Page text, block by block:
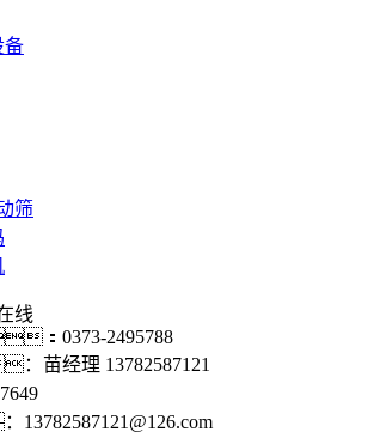
备
筛
线
：0373-2495788
苗经理 13782587121